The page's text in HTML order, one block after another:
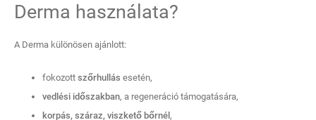
Derma használata?
A Derma különösen ajánlott:
fokozott szőrhullás esetén,
vedlési időszakban, a regeneráció támogatására,
korpás, száraz, viszkető bőrnél ,